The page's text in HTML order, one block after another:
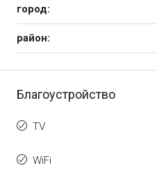
город:
район:
Благоустройство
TV
WiFi